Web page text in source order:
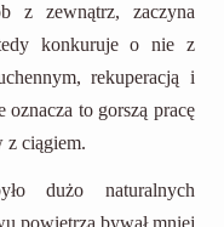
z zewnątrz, zaczyna
konkuruje o nie z
rekuperacją i
to gorszą pracę
z ciągiem.
dużo naturalnych